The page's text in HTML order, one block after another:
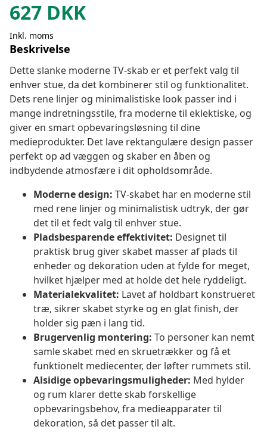
627 DKK
Inkl. moms
Beskrivelse
Dette slanke moderne TV-skab er et perfekt valg til
enhver stue, da det kombinerer stil og funktionalitet.
Dets rene linjer og minimalistiske look passer ind i
mange indretningsstile, fra moderne til eklektiske, og
giver en smart opbevaringsløsning til dine
medieprodukter. Det lave rektangulære design passer
perfekt op ad væggen og skaber en åben og
indbydende atmosfære i dit opholdsområde.
Moderne design: TV-skabet har en moderne stil
med rene linjer og minimalistisk udtryk, der gør
det til et fedt valg til enhver stue.
Pladsbesparende effektivitet: Designet til
praktisk brug giver skabet masser af plads til
enheder og dekoration uden at fylde for meget,
hvilket hjælper med at holde det hele ryddeligt.
Materialekvalitet: Lavet af holdbart konstrueret
træ, sikrer skabet styrke og en glat finish, der
holder sig pæn i lang tid.
Brugervenlig montering: To personer kan nemt
samle skabet med en skruetrækker og få et
funktionelt mediecenter, der løfter rummets stil.
Alsidige opbevaringsmuligheder: Med hylder
og rum klarer dette skab forskellige
opbevaringsbehov, fra medieapparater til
dekoration, så det passer til alt.